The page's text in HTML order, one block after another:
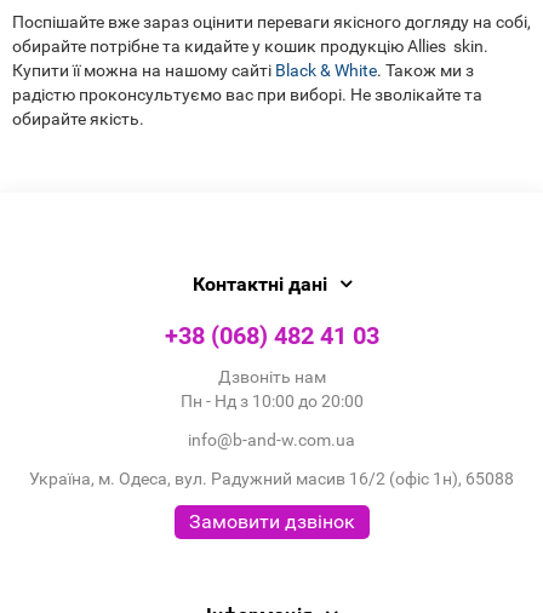
Поспішайте вже зараз оцінити переваги якісного догляду на собі,
обирайте потрібне та кидайте у кошик продукцію Allies skin.
Купити її можна на нашому сайті Black & White. Також ми з
радістю проконсультуємо вас при виборі. Не зволікайте та
обирайте якість.
Контактні дані
+38 (068) 482 41 03
Дзвоніть нам
Пн - Нд з 10:00 до 20:00
info@b-and-w.com.ua
Україна, м. Одеса, вул. Радужний масив 16/2 (офіс 1н), 65088
Замовити дзвінок